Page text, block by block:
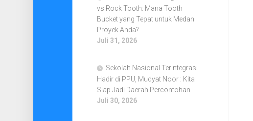
vs Rock Tooth: Mana Tooth
Bucket yang Tepat untuk Medan
Proyek Anda?
Juli 31, 2026
Sekolah Nasional Terintegrasi
Hadir di PPU, Mudyat Noor : Kita
Siap Jadi Daerah Percontohan
Juli 30, 2026